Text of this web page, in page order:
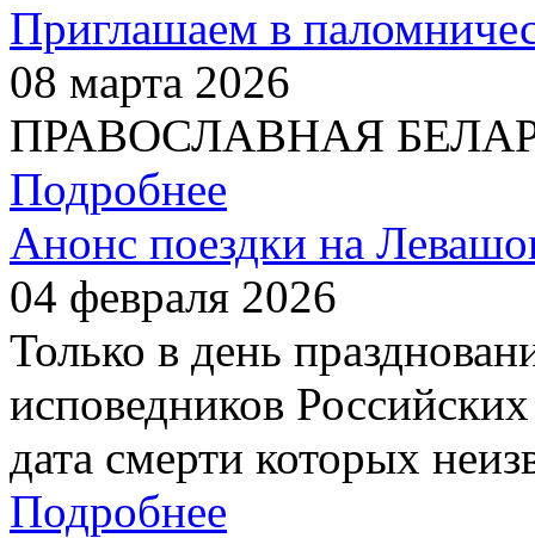
Приглашаем в
08 марта 2026
ПРАВОСЛАВНАЯ
Подробнее
Анонс поездки на
04 февраля 2026
Только в день
исповедников
дата смерти которых
Подробнее